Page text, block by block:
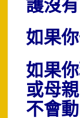
護沒有
如果
如果
或母
不會